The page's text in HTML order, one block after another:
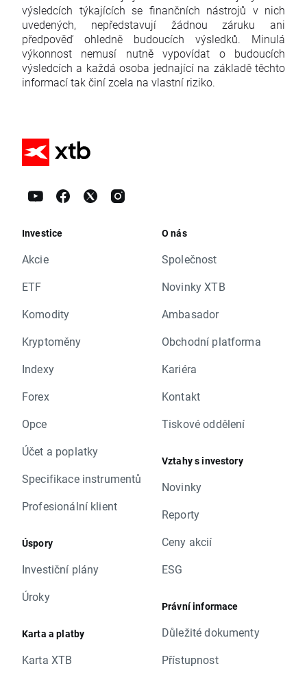
výsledcích týkajících se finančních nástrojů v nich
uvedených, nepředstavují žádnou záruku ani
předpověď ohledně budoucích výsledků. Minulá
výkonnost nemusí nutně vypovídat o budoucích
výsledcích a každá osoba jednající na základě těchto
informací tak činí zcela na vlastní riziko.
Investice
Akcie
ETF
Komodity
Kryptoměny
Indexy
Forex
Opce
Účet a poplatky
Specifikace instrumentů
Profesionální klient
Úspory
Investiční plány
Úroky
Karta a platby
Karta XTB
O nás
Společnost
Novinky XTB
Ambasador
Obchodní platforma
Kariéra
Kontakt
Tiskové oddělení
Vztahy s investory
Novinky
Reporty
Ceny akcií
ESG
Právní informace
Důležité dokumenty
Přístupnost